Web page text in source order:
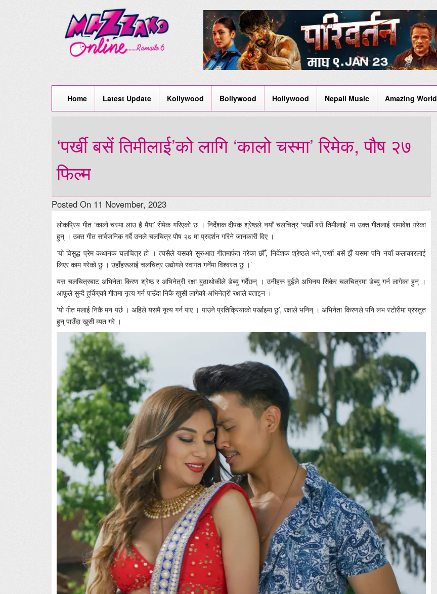
Home Latest Update Kollywood Bollywood Hollywood Nepali Music Amazing World
‘पर्खी बसें तिमीलाई’को लागि ‘कालो चस्मा’ रिमेक, पौष २७
फिल्म
Posted On 11 November, 2023
लोकप्रिय गीत ‘कालो चस्मा लाउ है मैया’ रीमेक गरिएको छ । निर्देशक दीपक श्रेष्ठले नयाँ चलचित्र ‘पर्खी बसें तिमीलाई’ मा उक्त गीतलाई समावेश गरेका
हुन् । उक्त गीत सार्वजनिक गर्दै उनले चलचित्र पौष २७ मा प्रदर्शन गरिने जानकारी दिए ।
‘यो विसुद्ध प्रेम कथानक चलचित्र हो । त्यसैले यसको सुरुआत गीतमार्फत गरेका छौँ’, निर्देशक श्रेष्ठले भने,‘पर्खी बसें झैँ यसमा पनि नयाँ कलाकारलाई
लिएर काम गरेको छु । उहाँहरूलाई चलचित्र उद्योगले स्वागत गर्नेमा विश्वस्त छु ।’
यस चलचित्रबाट अभिनेता किरण श्रेष्ठ र अभिनेत्री रक्षा बुढाथोकीले डेब्यु गर्दैछन् । उनीहरू दुईले अभिनय सिकेर चलचित्रमा डेब्यु गर्न लागेका हुन् ।
आफूले सुन्दै हुर्किएको गीतमा नृत्य गर्न पाउँदा निकै खुसी लागेको अभिनेत्री रक्षाले बताइन ।
‘यो गीत मलाई निकै मन पर्छ । अहिले यसमै नृत्य गर्न पाए । पाउने प्रतिक्रियाको पर्खाइमा छु’, रक्षाले भनिन् । अभिनेता किरणले पनि लभ स्टोरीमा प्रस्तुत
हुन् पाउँदा खुसी व्यत गरे ।